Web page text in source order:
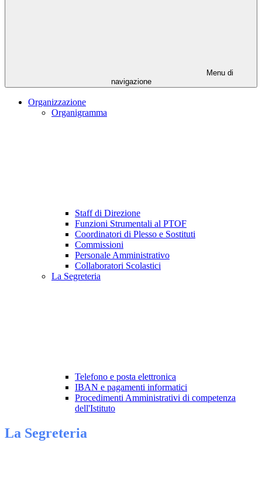
Menu di
navigazione
Organizzazione
Organigramma
Staff di Direzione
Funzioni Strumentali al PTOF
Coordinatori di Plesso e Sostituti
Commissioni
Personale Amministrativo
Collaboratori Scolastici
La Segreteria
Telefono e posta elettronica
IBAN e pagamenti informatici
Procedimenti Amministrativi di competenza
dell'Istituto
La Segreteria